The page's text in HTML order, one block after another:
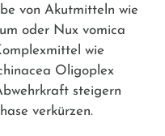
von Akutmitteln wie
oder Nux vomica
wie
Oligoplex
steigern
verkürzen.